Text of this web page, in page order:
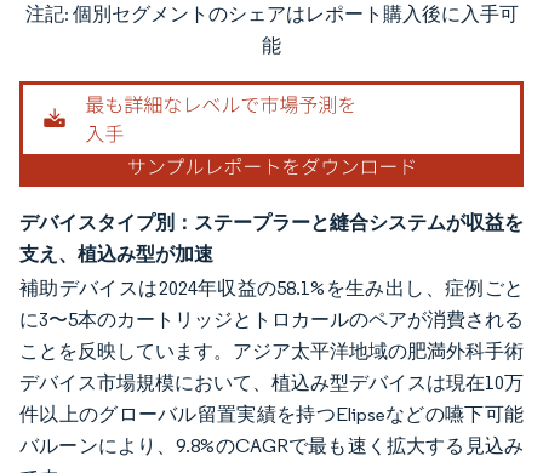
画像 © Mordor Intelligence。再利用にはCC BY 4.0の表示が必要です。
注記: 個別セグメントのシェアはレポート購入後に入手可
能
デバイスタイプ別：ステープラーと縫合システムが収益を
支え、植込み型が加速
補助デバイスは2024年収益の58.1%を生み出し、症例ごと
に3〜5本のカートリッジとトロカールのペアが消費される
ことを反映しています。アジア太平洋地域の肥満外科手術
デバイス市場規模において、植込み型デバイスは現在10万
件以上のグローバル留置実績を持つElipseなどの嚥下可能
バルーンにより、9.8%のCAGRで最も速く拡大する見込み